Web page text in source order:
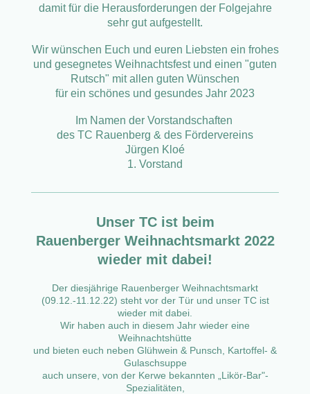
damit für die Herausforderungen der Folgejahre
sehr gut aufgestellt.
Wir wünschen Euch und euren Liebsten ein frohes
und gesegnetes Weihnachtsfest und einen "guten
Rutsch" mit allen guten Wünschen
für ein schönes und gesundes Jahr 2023
Im Namen der Vorstandschaften
des TC Rauenberg & des Fördervereins
Jürgen Kloé
1. Vorstand
Unser TC ist beim
Rauenberger Weihnachtsmarkt 2022
wieder mit dabei!
Der diesjährige Rauenberger Weihnachtsmarkt
(09.12.-11.12.22) steht vor der Tür und unser TC ist
wieder mit dabei.
Wir haben auch in diesem Jahr wieder eine
Weihnachtshütte
und bieten euch neben Glühwein & Punsch, Kartoffel- &
Gulaschsuppe
auch unsere, von der Kerwe bekannten „Likör-Bar"-
Spezialitäten,